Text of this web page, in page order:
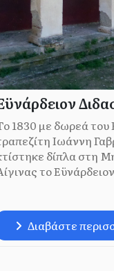
1830 με δωρεά του
Ιωάννη
δίπλα στη
το
Διαβάστε